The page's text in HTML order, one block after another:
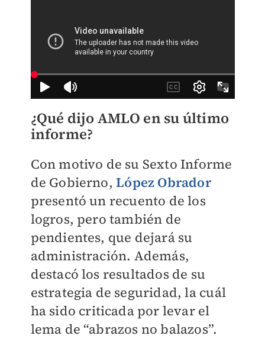
¿Qué dijo AMLO en su último
informe?
Con motivo de su Sexto Informe
de Gobierno,López Obrador
presentó un recuento de los
logros, pero también de
pendientes, que dejará su
administración. Además,
destacó los resultados de su
estrategia de seguridad, la cuál
ha sido criticada por levar el
lema de “abrazos no balazos”.